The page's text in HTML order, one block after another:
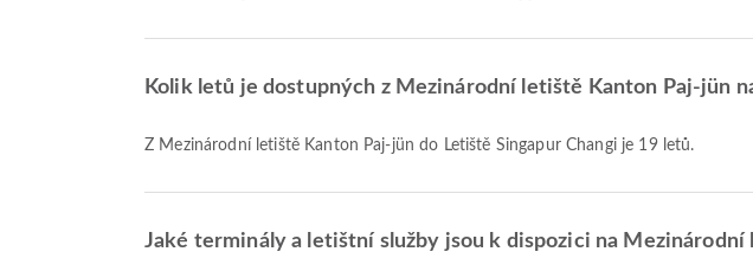
Kolik letů je dostupných z Mezinárodní letiště Kanton Paj-jün
Z Mezinárodní letiště Kanton Paj-jün do Letiště Singapur Changi je 19 letů.
Jaké terminály a letištní služby jsou k dispozici na